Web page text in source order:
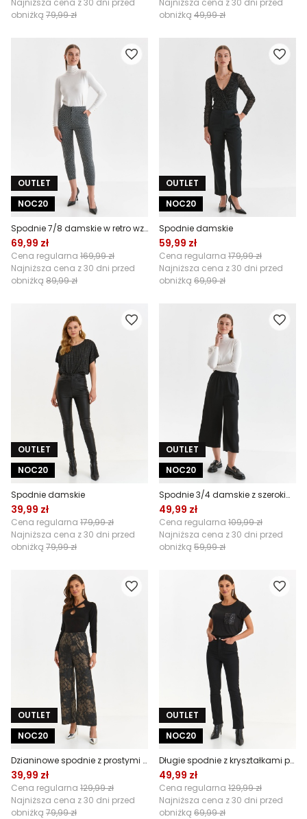
obniżką 79,99 zł
obniżką 49,99 zł
OUTLET
NOC20
Spodnie 7/8 damskie w retro wzór
69,99 zł
Cena regularna 169,99 zł
Najniższa cena z 30 dni przed
obniżką 89,99 zł
OUTLET
NOC20
Spodnie damskie
59,99 zł
Cena regularna 179,99 zł
Najniższa cena z 30 dni przed
obniżką 69,99 zł
OUTLET
NOC20
Spodnie damskie
39,99 zł
Cena regularna 179,99 zł
Najniższa cena z 30 dni przed
obniżką 79,99 zł
OUTLET
NOC20
Spodnie 3/4 damskie z szerokimi nogawkami
49,99 zł
Cena regularna 109,99 zł
Najniższa cena z 30 dni przed
obniżką 59,99 zł
OUTLET
NOC20
Dzianinowe spodnie z prostymi nogawkami w wężowy print
39,99 zł
Cena regularna 129,99 zł
Najniższa cena z 30 dni przed
obniżką 79,99 zł
OUTLET
NOC20
Długie spodnie z kryształkami przy kieszeniach
49,99 zł
Cena regularna 129,99 zł
Najniższa cena z 30 dni przed
obniżką 69,99 zł